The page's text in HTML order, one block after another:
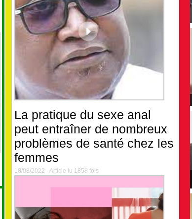
La pratique du sexe anal
peut entraîner de nombreux
problèmes de santé chez les
femmes
18/08/2022 - Article lu 1858 fois